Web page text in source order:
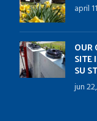
april
OUR
SITE
SU
jun